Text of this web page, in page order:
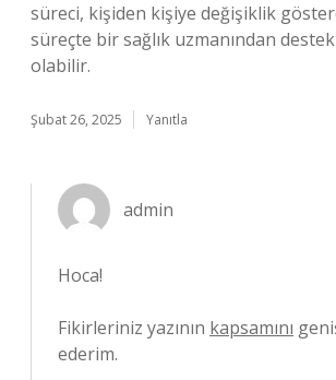
süreci, kişiden kişiye değişiklik
süreçte bir sağlık uzmanından
olabilir.
Şubat 26, 2025 Yanıtla
admin
Hoca!
Fikirleriniz yazının kapsamını
ederim.